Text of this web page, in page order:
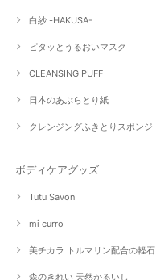
白紗 -HAKUSA-
ピタッとうるおいマスク
CLEANSING PUFF
日本のあぶらとり紙
クレンジングふきとりスポンジ
ボディケアグッズ
Tutu Savon
mi curro
美チカラ トルマリン配合の軽石
森のきれい 天然かるいし